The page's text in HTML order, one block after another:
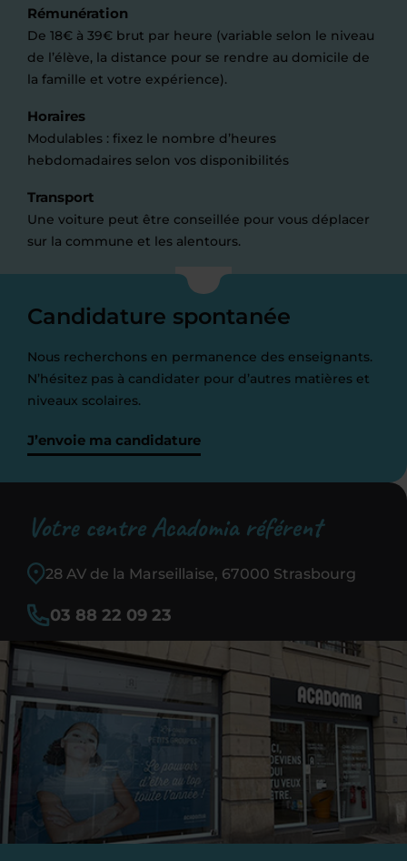
Rémunération
De 18€ à 39€ brut par heure (variable selon le niveau
de l’élève, la distance pour se rendre au domicile de
la famille et votre expérience).
Horaires
Modulables : fixez le nombre d’heures
hebdomadaires selon vos disponibilités
Transport
Une voiture peut être conseillée pour vous déplacer
sur la commune et les alentours.
Candidature spontanée
Nous recherchons en permanence des enseignants.
N’hésitez pas à candidater pour d’autres matières et
niveaux scolaires.
J’envoie ma candidature
Votre centre Acadomia référent
28 AV de la Marseillaise, 67000 Strasbourg
03 88 22 09 23